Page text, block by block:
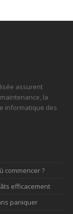
assurent
la
informatique des
commencer ?
efficacement
paniquer